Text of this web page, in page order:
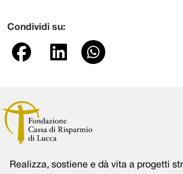
Condividi su:
Realizza, sostiene e dà vita a progetti